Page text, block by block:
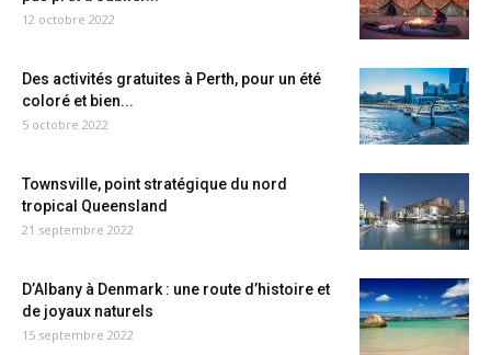
12 octobre 2022
Des activités gratuites à Perth, pour un été
coloré et bien...
5 octobre 2022
Townsville, point stratégique du nord
tropical Queensland
21 septembre 2022
D’Albany à Denmark : une route d’histoire et
de joyaux naturels
15 septembre 2022